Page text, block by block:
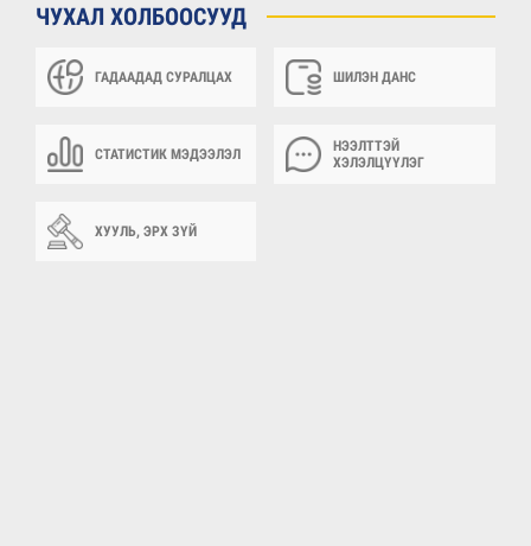
ЧУХАЛ ХОЛБООСУУД
ГАДААДАД СУРАЛЦАХ ШИЛЭН ДАНС
СТАТИСТИК МЭДЭЭЛЭЛ
НЭЭЛТТЭЙ
ХЭЛЭЛЦҮҮЛЭГ
ХУУЛЬ, ЭРХ ЗҮЙ